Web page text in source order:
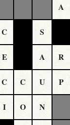
A
C S
E A R
C C U P
I O N